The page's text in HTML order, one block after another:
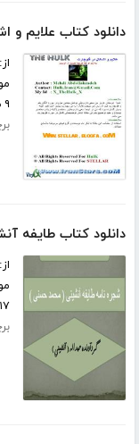
دانلود کتاب علایم و
از:
۹ صفحه
دانلود کتاب طایفه
از:
۱۷ صفحه